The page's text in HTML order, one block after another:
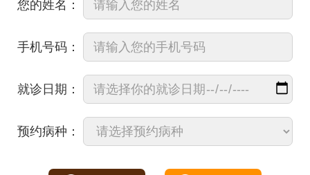
您的姓名：
手机号码：
就诊日期：
预约病种：